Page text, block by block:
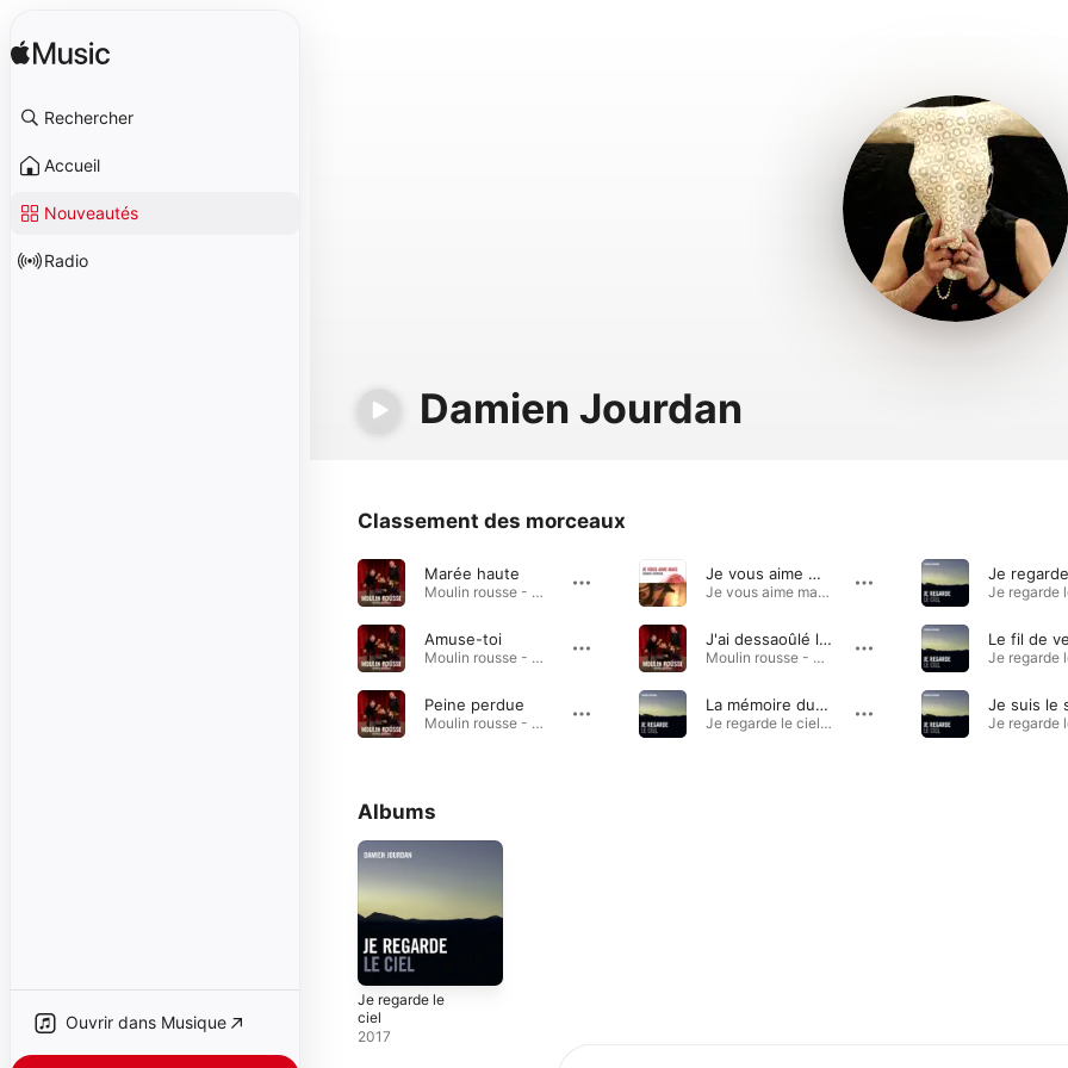
Rechercher
Accueil
Nouveautés
Radio
Ouvrir dans Musique
Damien Jourdan
Classement des morceaux
Marée haute
Moulin rousse - EP · 2021
Amuse-toi
Moulin rousse - EP · 2021
Peine perdue
Moulin rousse - EP · 2021
Je vous aime mais
Je vous aime mais - Single · 2021
J'ai dessaoûlé le long du trajet
Moulin rousse - EP · 2021
La mémoire du halo
Je regarde le ciel · 2017
Le fil de
Je suis le
Albums
Je regarde le
ciel
2017